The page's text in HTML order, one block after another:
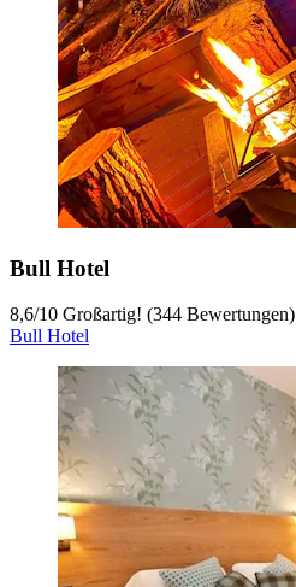
Bull Hotel
8,6/10 Großartig! (344 Bewertungen)
Bull Hotel